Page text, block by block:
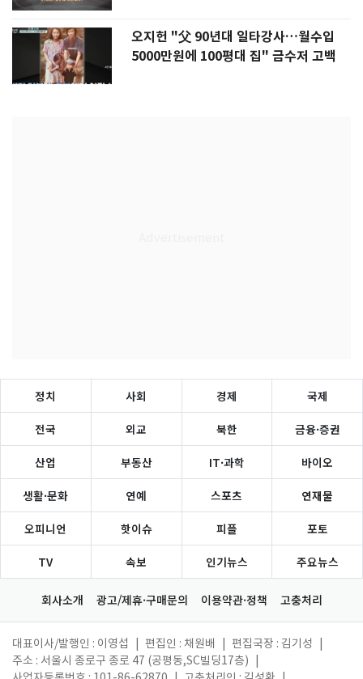
오지헌 "父 90년대 일타강사…월수입
5000만원에 100평대 집" 금수저 고백
정치 사회 경제 국제
전국 외교 북한 금융·증권
산업 부동산 IT·과학 바이오
생활·문화 연예 스포츠 연재물
오피니언 핫이슈 피플 포토
TV 속보 인기뉴스 주요뉴스
회사소개 광고/제휴·구매문의 이용약관·정책 고충처리
대표이사/발행인 : 이영섭 편집인 : 채원배 편집국장 : 김기성
주소 : 서울시 종로구 종로 47 (공평동,SC빌딩17층)